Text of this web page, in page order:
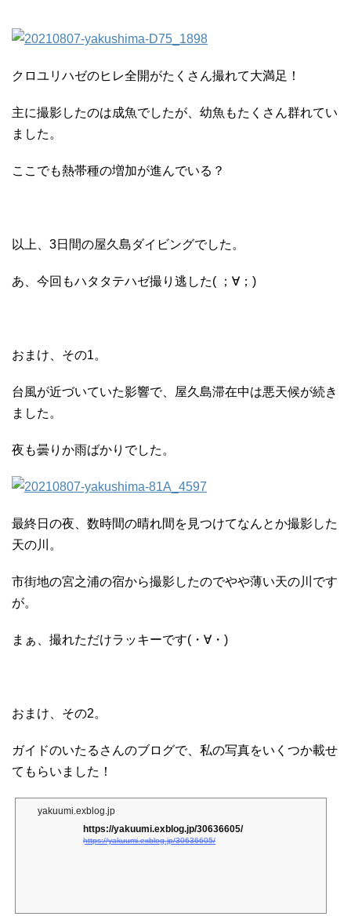
クロユリハゼのヒレ全開がたくさん撮れて大満足！
主に撮影したのは成魚でしたが、幼魚もたくさん群れてい
ました。
ここでも熱帯種の増加が進んでいる？
以上、3日間の屋久島ダイビングでした。
あ、今回もハタタテハゼ撮り逃した( ；∀；)
おまけ、その1。
台風が近づいていた影響で、屋久島滞在中は悪天候が続き
ました。
夜も曇りか雨ばかりでした。
最終日の夜、数時間の晴れ間を見つけてなんとか撮影した
天の川。
市街地の宮之浦の宿から撮影したのでやや薄い天の川です
が。
まぁ、撮れただけラッキーです(・∀・)
おまけ、その2。
ガイドのいたるさんのブログで、私の写真をいくつか載せ
てもらいました！
yakuumi.exblog.jp
https://yakuumi.exblog.jp/30636605/
https://yakuumi.exblog.jp/30636605/